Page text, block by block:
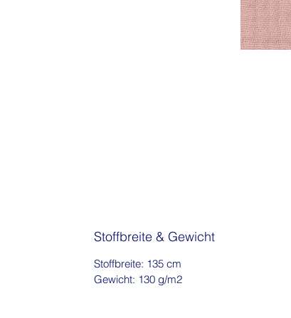
Stoffbreite & Gewicht
Stoffbreite: 135 cm
Gewicht: 130 g/m2